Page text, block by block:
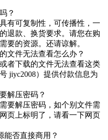
？
有可复制性，可传播性，一
退款、换货要求。请您在购
要的资源。还请谅解。
文件无法查看怎么办？
者下载的文件无法查看这类
jiyc2008）提供付款信息为
解压密码？
要解压密码，如个别文件需
页上标明了，请看一下网页
能否直接商用？